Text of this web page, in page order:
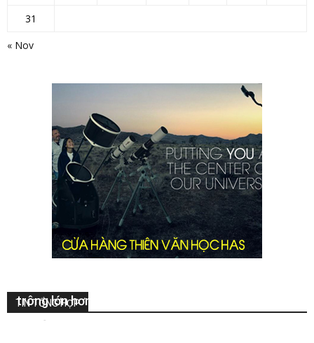
« Nov
31
TIN TỔNG HỢP
trông lớn hơn khi ở gần đường chân trời?
-